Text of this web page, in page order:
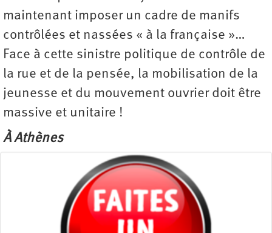
maintenant imposer un cadre de manifs
contrôlées et nassées « à la française »…
Face à cette sinistre politique de contrôle de
la rue et de la pensée, la mobilisation de la
jeunesse et du mouvement ouvrier doit être
massive et unitaire !
ÀAthènes